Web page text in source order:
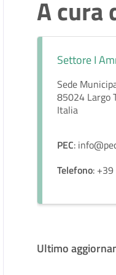
A cura
Settore I
Sede
85024 Largo
Italia
PEC:
Telefono:
Ultimo